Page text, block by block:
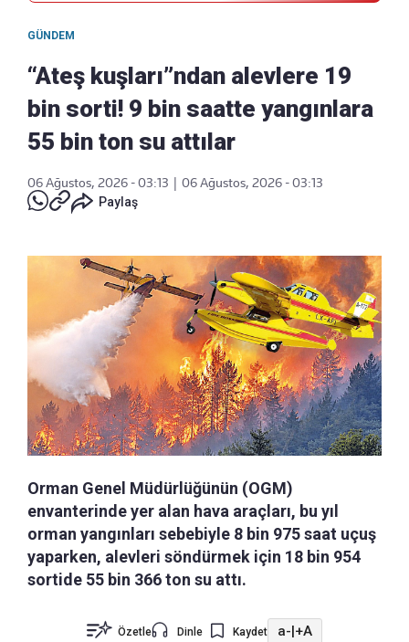
GÜNDEM
“Ateş kuşları”ndan alevlere 19
bin sorti! 9 bin saatte yangınlara
55 bin ton su attılar
06 Ağustos, 2026 - 03:13
06 Ağustos, 2026 - 03:13
Paylaş
Orman Genel Müdürlüğünün (OGM)
envanterinde yer alan hava araçları, bu yıl
orman yangınları sebebiyle 8 bin 975 saat uçuş
yaparken, alevleri söndürmek için 18 bin 954
sortide 55 bin 366 ton su attı.
Özetle Dinle Kaydet a-|+A